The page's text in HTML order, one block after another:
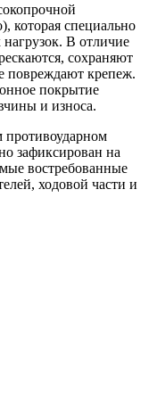
которая специально
В отличие
сохраняют
повреждают крепеж.
покрытие
и износа.
противоударном
зафиксирован на
востребованные
ходовой части и